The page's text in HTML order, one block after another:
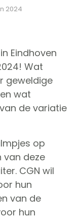
2024
Eindhoven
Wat
geweldige
wat
de variatie
op
van deze
CGN wil
hun
van de
hun